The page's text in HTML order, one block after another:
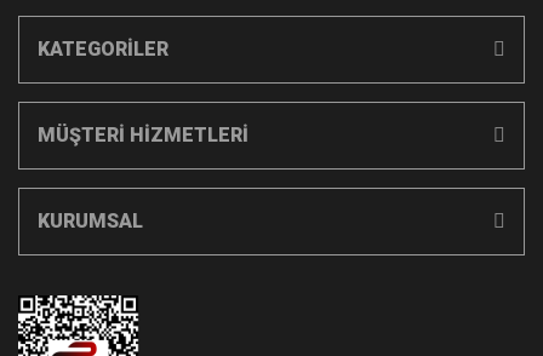
KATEGORİLER
MÜŞTERİ HİZMETLERİ
KURUMSAL